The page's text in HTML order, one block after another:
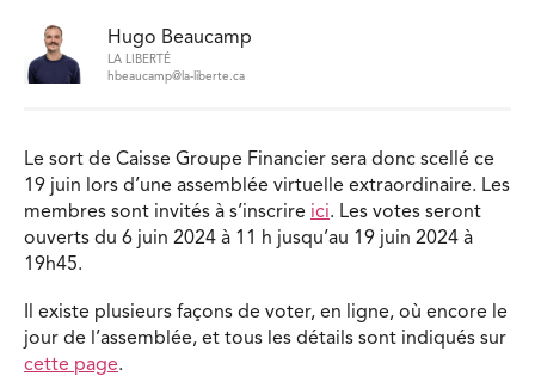
Hugo Beaucamp
LA LIBERTÉ
hbeaucamp@la-liberte.ca
Le sort de Caisse Groupe Financier sera donc scellé ce
19 juin lors d’une assemblée virtuelle extraordinaire. Les
membres sont invités à s’inscrire ici. Les votes seront
ouverts du 6 juin 2024 à 11 h jusqu’au 19 juin 2024 à
19h45.
Il existe plusieurs façons de voter, en ligne, où encore le
jour de l’assemblée, et tous les détails sont indiqués sur
cette page.